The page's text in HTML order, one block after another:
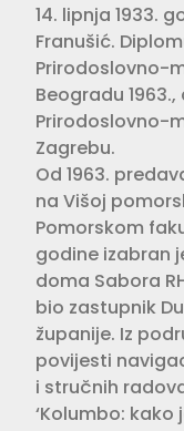
14. lipnja 1933.
Franušić.
Prirodoslovno-
Beogradu
Prirodoslovno-
Zagrebu.
Od 1963.
na Višoj
Pomorskom
godine izabran
doma Sabora
bio zastupnik
županije. Iz
povijesti
i stručnih
‘Kolumbo: kako